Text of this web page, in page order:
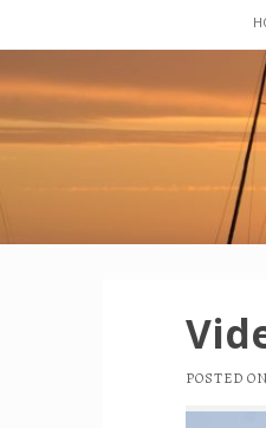
content
POSTED ON